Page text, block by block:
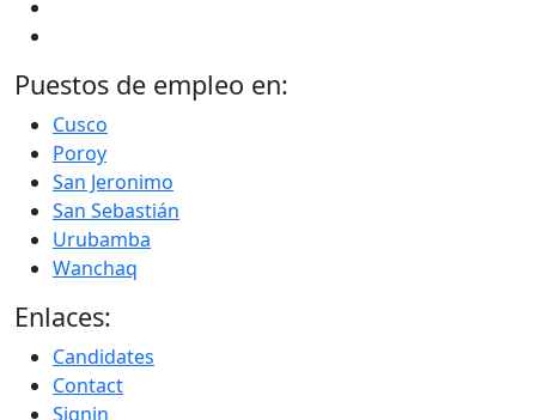
Puestos de empleo en:
Cusco
Poroy
San Jeronimo
San Sebastián
Urubamba
Wanchaq
Enlaces:
Candidates
Contact
Signin